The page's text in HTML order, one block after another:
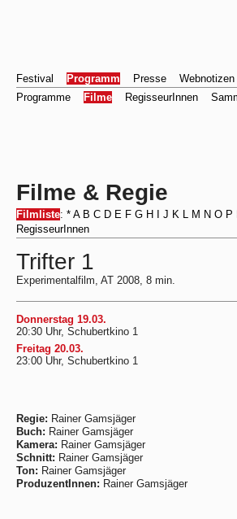
Festival Programm Presse Webnotizen
Programme
Filme RegisseurInnen
Filme & Regie
Filmliste: * A B C D E F G H J K L M N O P
RegisseurInnen
Trifter 1
Experimentalfilm, AT 2008, 8 min.
Donnerstag 19.03.
20:30 Uhr, Schubertkino 1
Freitag 20.03.
23:00 Uhr, Schubertkino 1
Regie: Rainer Gamsjäger
Buch: Rainer Gamsjäger
Kamera: Rainer Gamsjäger
Schnitt: Rainer Gamsjäger
Ton: Rainer Gamsjäger
ProduzentInnen: Rainer Gamsjäger